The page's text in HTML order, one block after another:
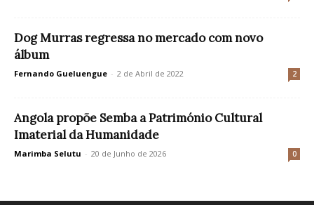
Dog Murras regressa no mercado com novo
álbum
Fernando Gueluengue - 2 de Abril de 2022 2
Angola propõe Semba a Património Cultural
Imaterial da Humanidade
Marimba Selutu - 20 de Junho de 2026 0